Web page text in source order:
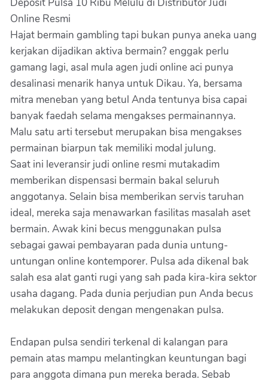
Online Resmi
Hajat bermain gambling tapi bukan punya aneka uang
kerjakan dijadikan aktiva bermain? enggak perlu
gamang lagi, asal mula agen judi online aci punya
desalinasi menarik hanya untuk Dikau. Ya, bersama
mitra meneban yang betul Anda tentunya bisa capai
banyak faedah selama mengakses permainannya.
Malu satu arti tersebut merupakan bisa mengakses
permainan biarpun tak memiliki modal julung.
Saat ini leveransir judi online resmi mutakadim
memberikan dispensasi bermain bakal seluruh
anggotanya. Selain bisa memberikan servis taruhan
ideal, mereka saja menawarkan fasilitas masalah aset
bermain. Awak kini becus menggunakan pulsa
sebagai gawai pembayaran pada dunia untung-
untungan online kontemporer. Pulsa ada dikenal bak
salah esa alat ganti rugi yang sah pada kira-kira sektor
usaha dagang. Pada dunia perjudian pun Anda becus
melakukan deposit dengan mengenakan pulsa.
Endapan pulsa sendiri terkenal di kalangan para
pemain atas mampu melantingkan keuntungan bagi
para anggota dimana pun mereka berada. Sebab